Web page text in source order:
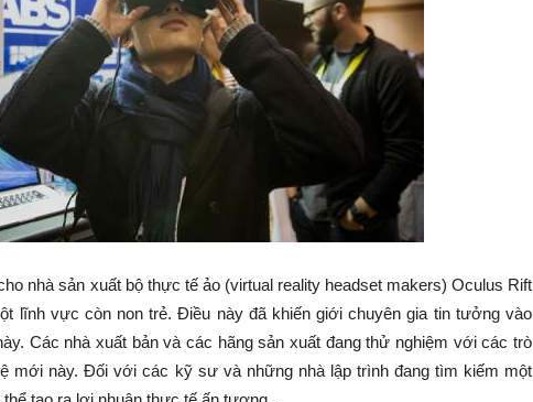
nhà sản xuất bộ thực tế ảo (virtual reality headset makers) Oculus Rift
lĩnh vực còn non trẻ. Điều này đã khiến giới chuyên gia tin tưởng vào
Các nhà xuất bản và các hãng sản xuất đang thử nghiệm với các trò
mới này. Đối với các kỹ sư và những nhà lập trình đang tìm kiếm một